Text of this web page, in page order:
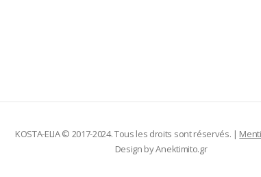
KOSTA-ELIA © 2017-2024. Tous les droits sont réservés. |
Design byAnektimito.gr